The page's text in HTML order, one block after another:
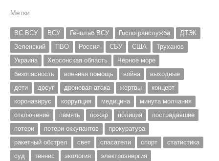
Метки
ВС ВСУ ВСУ Генштаб ВСУ Госпогранслужба
ДТЭК
Зеленский
ПВО Россия СБУ США
Труханов
Украина
Херсонская область
Чёрное море
безопасность
военная помощь война
выходные
дети
досуг дроновая атака жертвы
концерт
коронавирус
коррупция медицина
минута молчания
отключение
память пожар полиция
пострадавшие
потери
потери оккупантов
прокуратура
ракетный обстрел
свет спасатели спорт
статистика
суд
теннис экология
электроэнергия